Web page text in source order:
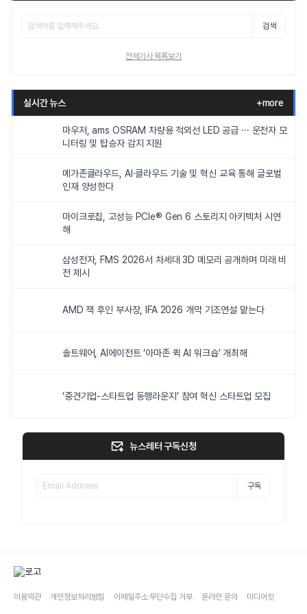
검색
전체기사 목록보기
실시간 뉴스 +more
마우저, ams OSRAM 차량용 적외선 LED 공급 ··· 운전자 모
니터링 및 탑승자 감지 지원
메가존클라우드, AI·클라우드 기술 및 혁신 교육 통해 글로벌
인재 양성한다
마이크로칩, 고성능 PCIe® Gen 6 스토리지 아키텍처 시연
해
삼성전자, FMS 2026서 차세대 3D 메모리 공개하며 미래 비
전 제시
AMD 잭 후인 부사장, IFA 2026 개막 기조연설 맡는다
솔트웨어, AI에이전트 ‘아마존 퀵 AI 워크숍’ 개최해
‘중견기업-스타트업 동행라운지’ 참여 혁신 스타트업 모집
뉴스레터 구독신청
구독
이용약관 개인정보처리방침 이메일주소 무단수집 거부 온라인 문의 미디어킷